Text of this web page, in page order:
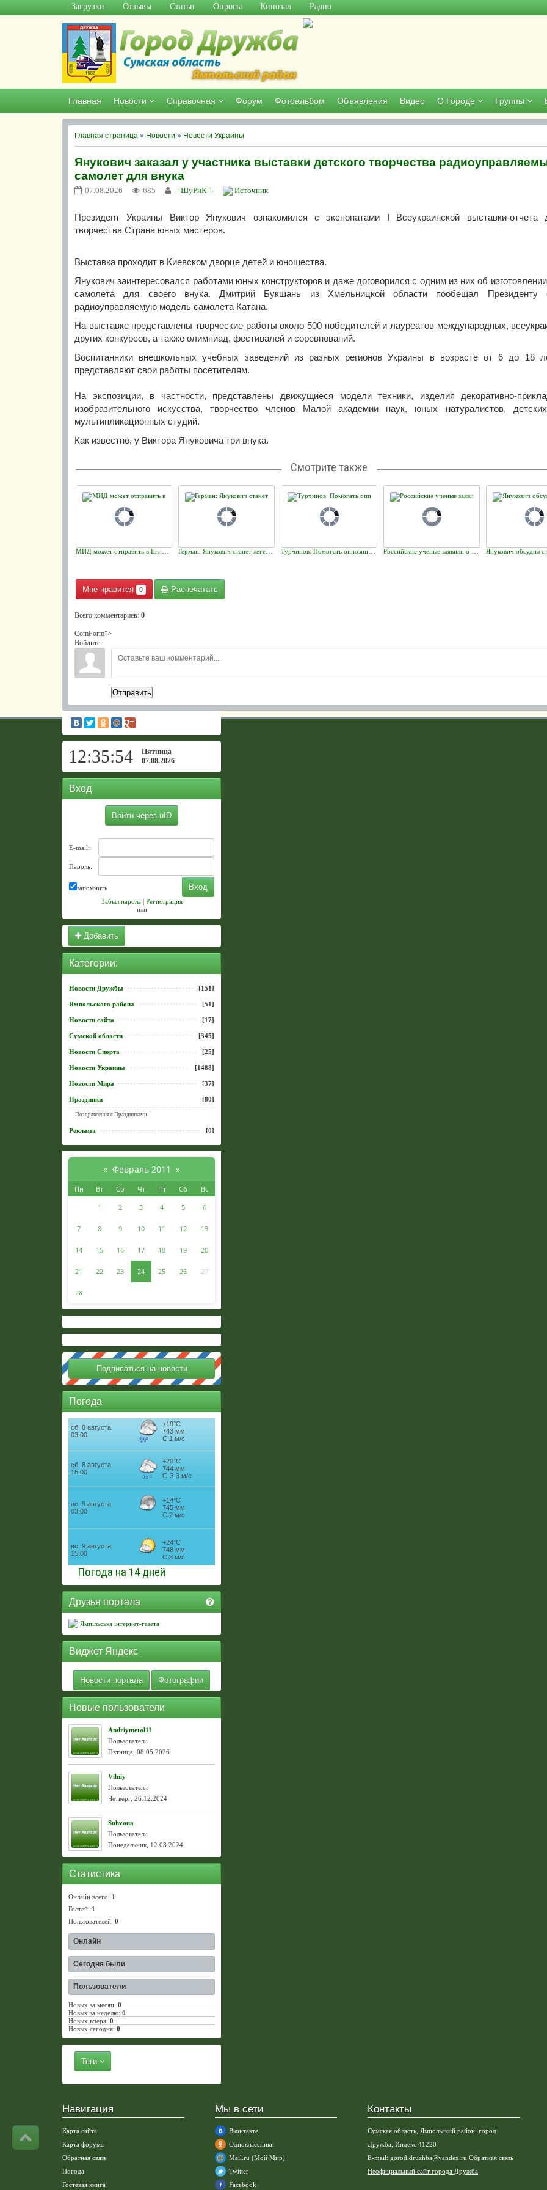
Загрузки Отзывы Статьи Опросы Кинозал Радио
Главная Новости Справочная Форум Фотоальбом Объявления Видео О Городе Группы
Главная страница » Новости » Новости Украины
Янукович заказал у участника выставки детского творчества
самолет для внука
07.08.2026 685 -=ШуРиК=- Источник
Президент Украины Виктор Янукович ознакомился с экспонатами I Всеукраинской выставки-отчета
творчества Страна юных мастеров.
Выставка проходит в Киевском дворце детей и юношества.
Янукович заинтересовался работами юных конструкторов и даже договорился с одним из них об
самолета для своего внука. Дмитрий Букшань из Хмельницкой области пообещал Президенту
радиоуправляемую модель самолета Катана.
На выставке представлены творческие работы около 500 победителей и лауреатов международных,
других конкурсов, а также олимпиад, фестивалей и соревнований.
Воспитанники внешкольных учебных заведений из разных регионов Украины в возрасте от 6 до 18
представляют свои работы посетителям.
На экспозиции, в частности, представлены движущиеся модели техники, изделия декоративно-
изобразительного искусства, творчество членов Малой академии наук, юных натуралистов,
мультипликационных студий.
Как известно, у Виктора Януковича три внука.
Смотрите также
МИД может отправить в Египет еще один самолет для эвакуации украинцев Герман: Янукович станет легендой для будущих поколений Турчинов: Помогать оппозиции опасно для бизнесменов Российские ученые заявили о создании ядерных боеголовок, неуязвимых для любой ПРО
Мне нравится 0 Распечатать
Всего комментариев: 0
ComForm">
Войдите:
Отправить
12:35:55
Пятница
07.08.2026
Вход
Войти через uID
E-mail:
Пароль:
запомнить
Забыл пароль| Регистрация
или
Добавить
Категории:
Новости Дружбы [151]
Ямпольского района [51]
Новости сайта [17]
Сумской области [345]
Новости Спорта [25]
Новости Украины [1488]
Новости Мира [37]
Праздники [80]
Поздравления с Праздниками!
Реклама [0]
« Февраль 2011 »
Пн Вт Ср Чт Пт Сб
Вс
1
2 3 4 5 6
7 8 9 10 11 12 13
14 15 16 17 18 19 20
21 22 23 24 25 26 27
28
Погода
Погода на 14 дней
Друзья портала
Ямпільська інтернет-газета
Виджет Яндекс
Новости портала Фотографии
Новые пользователи
Andriymetal11
Пользователи
Пятница, 08.05.2026
Vilniy
Пользователи
Четверг, 26.12.2024
Suhvaua
Пользователи
Понедельник, 12.08.2024
Статистика
Онлайн всего: 1
Гостей: 1
Пользователей: 0
Онлайн
Сегодня были
Пользователи
Новых за месяц: 0
Новых за неделю: 0
Новых вчера: 0
Новых сегодня: 0
Теги
Навигация
Карта сайта
Карта форума
Обратная связь
Погода
Гостевая книга
Мы в сети
Вконтакте
Одноклассники
Mail.ru (Мой Мир)
Twitter
Facebook
Контакты
Сумская область, Ямпольский район, город
Дружба, Индекс 41220
E-mail: gorod.druzhba@yandex.ru Обратная связь
Неофициальный сайт города Дружба